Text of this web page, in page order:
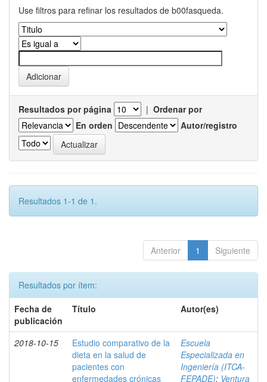
Use filtros para refinar los resultados de b00fasqueda.
Resultados por página | Ordenar por
En orden
Autor/registro
Resultados 1-1 de 1.
Anterior 1 Siguiente
Resultados por ítem:
Fecha de
publicación
Título Autor(es)
2018-10-15
Estudio comparativo de la
dieta en la salud de
pacientes con
enfermedades crónicas
Escuela
Especializada en
Ingeniería (ITCA-
FEPADE); Ventura